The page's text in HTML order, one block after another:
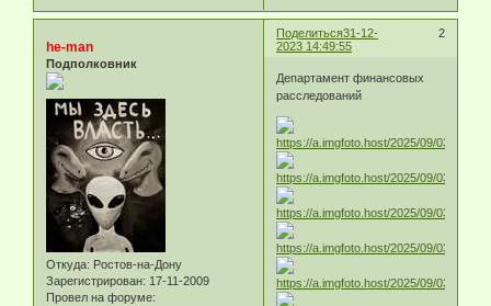
Поделиться 2
31-12-
2023 14:49:55
he-man
Подполковник
Откуда: Ростов-на-Дону
Зарегистрирован: 17-11-2009
Провел на форуме:
Департамент финансовых
расследований